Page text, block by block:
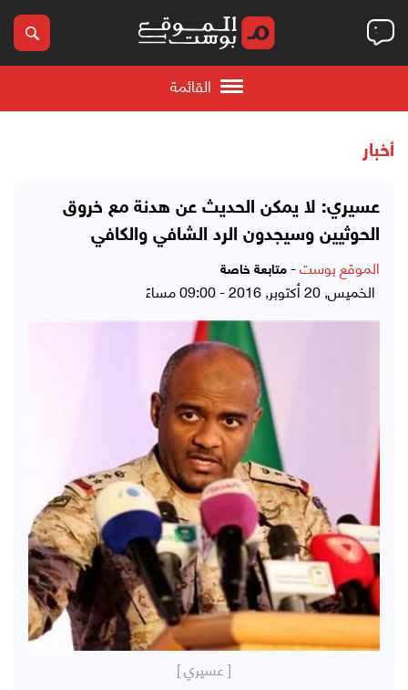
القائمة
أخبار
عسيري: لا يمكن الحديث عن هدنة مع خروق
الحوثيين وسيجدون الرد الشافي والكافي
الموقع بوست- متابعة خاصة
الخميس, 20 أكتوبر, 2016 - 09:00 مساءً
[ عسيري ]